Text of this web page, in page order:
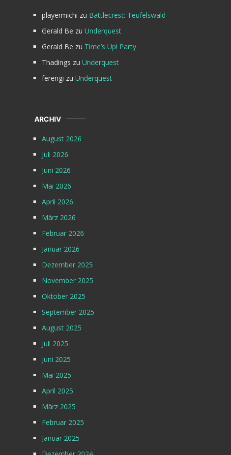
playermichi zu Battlecrest: Teufelswald
Gerald Be zu Underquest
Gerald Be zu Time’s Up! Party
Thadings zu Underquest
ferengi zu Underquest
ARCHIV
August 2026
Juli 2026
Juni 2026
Mai 2026
April 2026
März 2026
Februar 2026
Januar 2026
Dezember 2025
November 2025
Oktober 2025
September 2025
August 2025
Juli 2025
Juni 2025
Mai 2025
April 2025
März 2025
Februar 2025
Januar 2025